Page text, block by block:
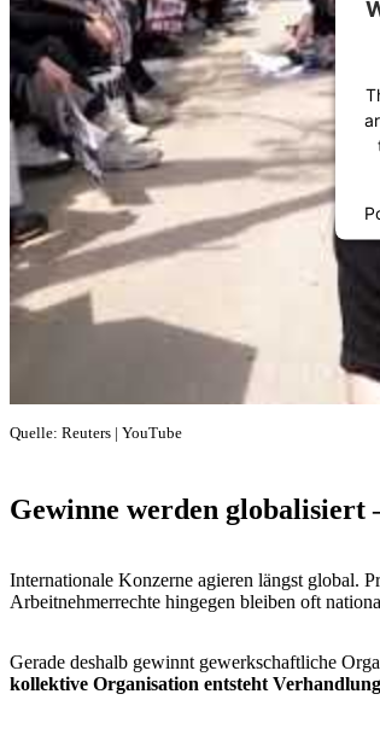
Quelle: Reuters | YouTube
Gewinne werden
Internationale Konzerne agieren längst global.
Arbeitnehmerrechte hingegen bleiben oft
Gerade deshalb gewinnt gewerkschaftliche
kollektive Organisation entsteht